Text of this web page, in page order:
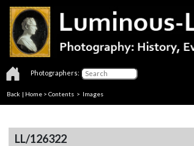
Photographers:
Back | Home > Contents > Images
LL/126322